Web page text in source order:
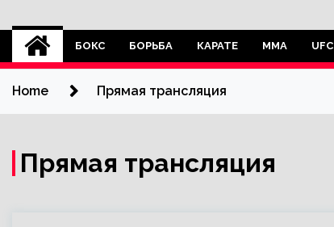
БОКС БОРЬБА КАРАТЕ ММА UFC
Home Прямая трансляция
Прямая трансляция